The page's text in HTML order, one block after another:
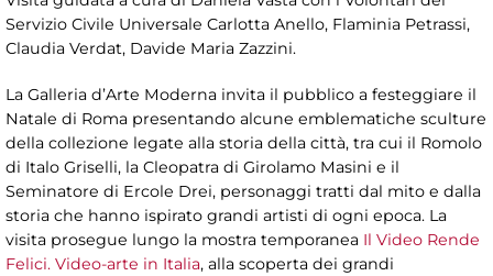
Servizio Civile Universale Carlotta Anello, Flaminia Petrassi,
Claudia Verdat, Davide Maria Zazzini.
La Galleria d’Arte Moderna invita il pubblico a festeggiare il
Natale di Roma presentando alcune emblematiche sculture
della collezione legate alla storia della città, tra cui il Romolo
di Italo Griselli, la Cleopatra di Girolamo Masini e il
Seminatore di Ercole Drei, personaggi tratti dal mito e dalla
storia che hanno ispirato grandi artisti di ogni epoca. La
visita prosegue lungo la mostra temporanea Il Video Rende
Felici. Video-arte in Italia, alla scoperta dei grandi